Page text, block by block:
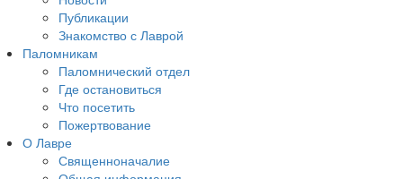
Публикации
Знакомство с Лаврой
Паломникам
Паломнический отдел
Где остановиться
Что посетить
Пожертвование
О Лавре
Священноначалие